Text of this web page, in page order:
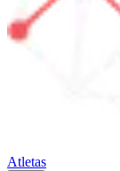
Atletas